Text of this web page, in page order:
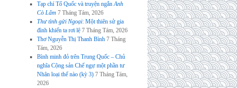
Tạp chí Tổ Quốc và truyện ngắnAnh
Cò Lấm 7 Tháng Tám, 2026
Thư tình gửi Ngoại: Một thiên sử gia
đình khiến ta rơi lệ 7 Tháng Tám, 2026
Thơ Nguyễn Thị Thanh Bình 7 Tháng
Tám, 2026
Bình minh đỏ trên Trung Quốc – Chủ
nghĩa Cộng sản Chế ngự một phần tư
Nhân loại thế nào (kỳ 3) 7 Tháng Tám,
2026